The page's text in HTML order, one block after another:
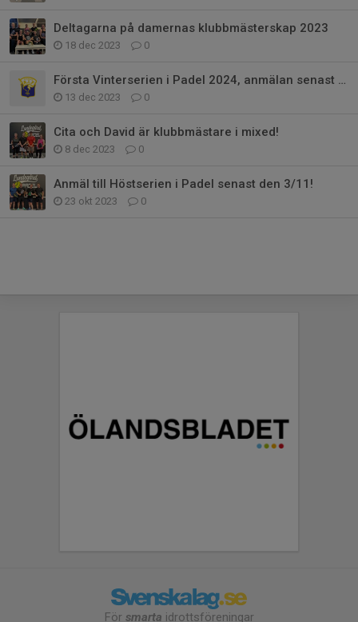
Deltagarna på damernas klubbmästerskap 2023
18 dec 2023 0
Första Vinterserien i Padel 2024, anmälan senast 31/12!
13 dec 2023 0
Cita och David är klubbmästare i mixed!
8 dec 2023 0
Anmäl till Höstserien i Padel senast den 3/11!
23 okt 2023 0
För smarta idrottsföreningar